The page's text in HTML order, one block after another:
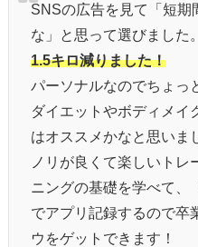
SNSの広告を見て「短期
な」と思って選びました。
1.5キロ減りました！
パーソナルなのでちょっ
ダイエットやボディメイ
はオススメかなと思いま
ノリが良くて楽しいトレ
ニングの基礎を学べて、
でアプリ記録するので卒
ウをゲットできます！